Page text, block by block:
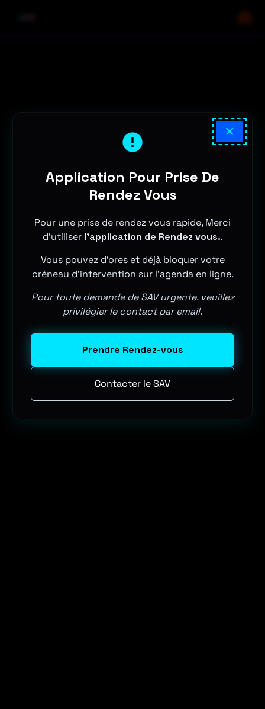
×
Application Pour Prise De
Rendez Vous
Pour une prise de rendez vous rapide, Merci
d'utiliser l'application de Rendez vous..
Vous pouvez d'ores et déjà bloquer votre
créneau d'intervention sur l'agenda en ligne.
Pour toute demande de SAV urgente, veuillez
privilégier le contact par email.
Prendre Rendez-vous
Contacter le SAV